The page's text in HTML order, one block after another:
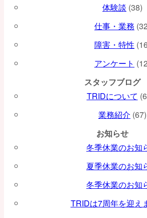
ョ
ン
体験談 (38)
仕事・業務
障害・特性
アンケート
スタッフブログ
TRIDについて
業務紹介 (67)
お知らせ
冬季休業のお知
夏季休業のお知
冬季休業のお知
TRIDは7周年を迎え